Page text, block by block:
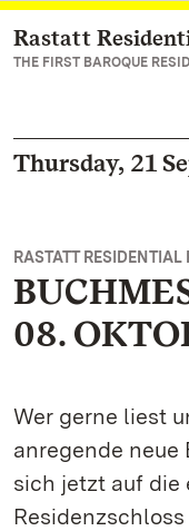
Navigate to main
Rastatt
THE FIRST BAROQUE
Thursday, 21
RASTATT RESIDENTIAL
08.
Wer gerne liest
anregende neue
sich jetzt auf die